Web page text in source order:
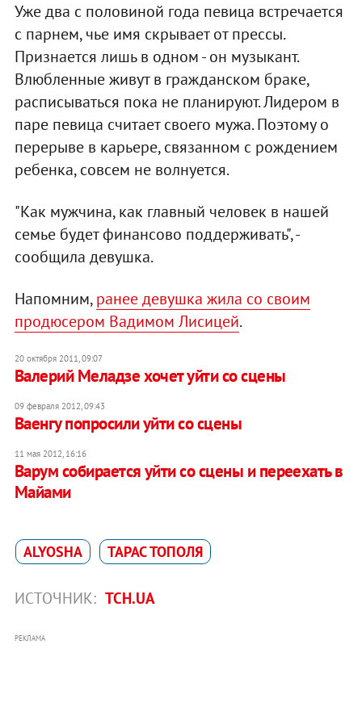
Уже два с половиной года певица встречается
с парнем, чье имя скрывает от прессы.
Признается лишь в одном - он музыкант.
Влюбленные живут в гражданском браке,
расписываться пока не планируют. Лидером в
паре певица считает своего мужа. Поэтому о
перерыве в карьере, связанном с рождением
ребенка, совсем не волнуется.
"Как мужчина, как главный человек в нашей
семье будет финансово поддерживать", -
сообщила девушка.
Напомним,ранее девушка жила со своим
продюсером Вадимом Лисицей.
20 октября 2011, 09:07
Валерий Меладзе хочет уйти со сцены
09 февраля 2012, 09:43
Ваенгу попросили уйти со сцены
11 мая 2012, 16:16
Варум собирается уйти со сцены и переехать в
Майами
ALYOSHA ТАРАС ТОПОЛЯ
ИСТОЧНИК: ТСН.UA
РЕКЛАМА